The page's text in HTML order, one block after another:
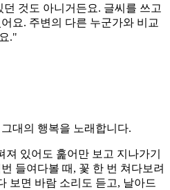
것도 아니거든요. 글씨를 쓰고
요. 주변의 다른 누군가와 비교
."
대의 행복을 노래합니다.
있어도 훑어만 보고 지나가기
들여다볼 때, 꽃 한 번 쳐다보려
보면 바람 소리도 듣고, 날아드